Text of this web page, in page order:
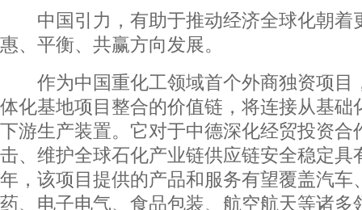
中国引力，有助于推动经济全球化朝着
惠、平衡、共赢方向发展。
作为中国重化工领域首个外商独资项目
体化基地项目整合的价值链，将连接从基础
下游生产装置。它对于中德深化经贸投资合
击、维护全球石化产业链供应链安全稳定具
年，该项目提供的产品和服务有望覆盖汽车
药、电子电气、食品包装、航空航天等诸多